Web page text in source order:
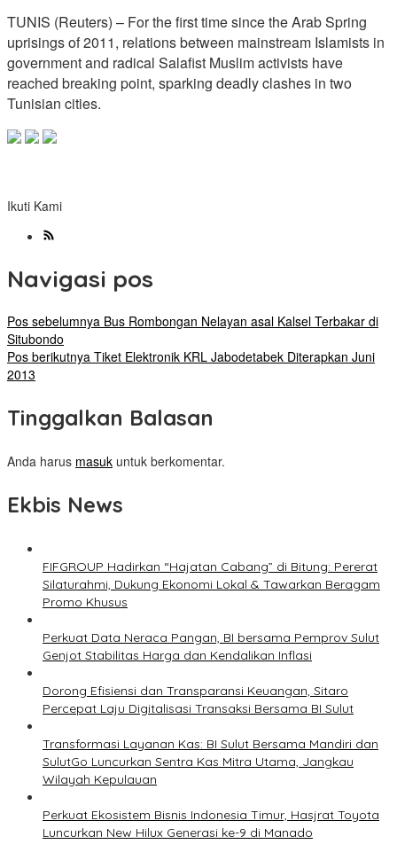
TUNIS (Reuters) – For the first time since the Arab Spring
uprisings of 2011, relations between mainstream Islamists in
government and radical Salafist Muslim activists have
reached breaking point, sparking deadly clashes in two
Tunisian cities.
Ikuti Kami
Navigasi pos
Pos sebelumnya Bus Rombongan Nelayan asal Kalsel Terbakar di
Situbondo
Pos berikutnya Tiket Elektronik KRL Jabodetabek Diterapkan Juni
2013
Tinggalkan Balasan
Anda harus masuk untuk berkomentar.
Ekbis News
FIFGROUP Hadirkan “Hajatan Cabang” di Bitung: Pererat
Silaturahmi, Dukung Ekonomi Lokal & Tawarkan Beragam
Promo Khusus
Perkuat Data Neraca Pangan, BI bersama Pemprov Sulut
Genjot Stabilitas Harga dan Kendalikan Inflasi
Dorong Efisiensi dan Transparansi Keuangan, Sitaro
Percepat Laju Digitalisasi Transaksi Bersama BI Sulut
Transformasi Layanan Kas: BI Sulut Bersama Mandiri dan
SulutGo Luncurkan Sentra Kas Mitra Utama, Jangkau
Wilayah Kepulauan
Perkuat Ekosistem Bisnis Indonesia Timur, Hasjrat Toyota
Luncurkan New Hilux Generasi ke-9 di Manado